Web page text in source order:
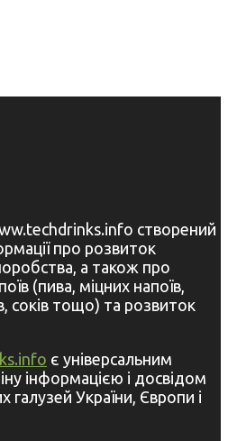
створений
про розвиток
а також про
(пива, міцних напоїв,
соків тощо) та розвиток
є універсальним
інформацією і досвідом
галузей України, Європи і